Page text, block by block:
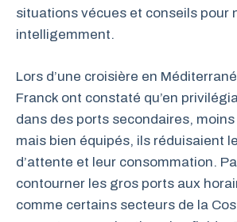
situations vécues et conseils pour
intelligemment.
Lors d’une croisière en
Franck ont constaté qu’en
dans des ports secondaires,
mais bien équipés, ils réduisaient
d’attente et leur consommation.
contourner les gros ports aux
comme certains secteurs de la